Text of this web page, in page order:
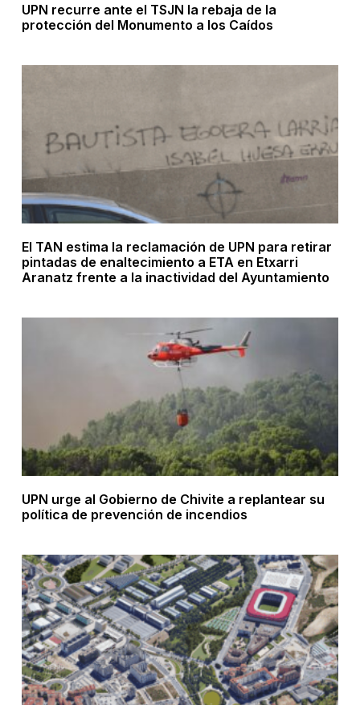
UPN recurre ante el TSJN la rebaja de la
protección del Monumento a los Caídos
El TAN estima la reclamación de UPN para retirar
pintadas de enaltecimiento a ETA en Etxarri
Aranatz frente a la inactividad del Ayuntamiento
UPN urge al Gobierno de Chivite a replantear su
política de prevención de incendios